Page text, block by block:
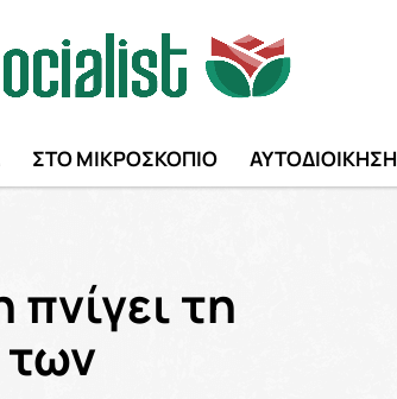
ΣΤΟ ΜΙΚΡΟΣΚΟΠΙΟ ΑΥΤΟΔΙΟΙΚΗΣΗ
τη
των